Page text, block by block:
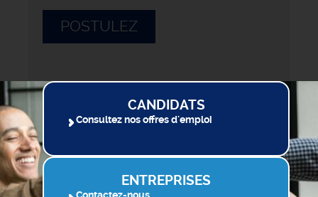
POSTULEZ
CANDIDATS
Consultez nos offres d'emploi
ENTREPRISES